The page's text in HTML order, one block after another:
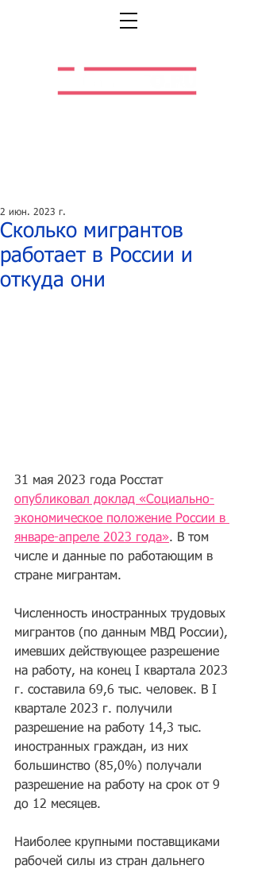
Сколько мигрантов
работает в России и
откуда они
2 июн. 2023 г.
31 мая 2023 года Росстат
опубликовал доклад «Социально-
экономическое положение России в
январе-апреле 2023 года». В том
числе и данные по работающим в
стране мигрантам.
Численность иностранных трудовых
мигрантов (по данным МВД России),
имевших действующее разрешение
на работу, на конец I квартала 2023
г. составила 69,6 тыс. человек. В I
квартале 2023 г. получили
разрешение на работу 14,3 тыс.
иностранных граждан, из них
большинство (85,0%) получали
разрешение на работу на срок от 9
до 12 месяцев.
Наиболее крупными поставщиками
рабочей силы из стран дальнего